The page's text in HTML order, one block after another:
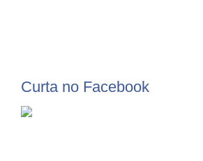
Curta no Facebook